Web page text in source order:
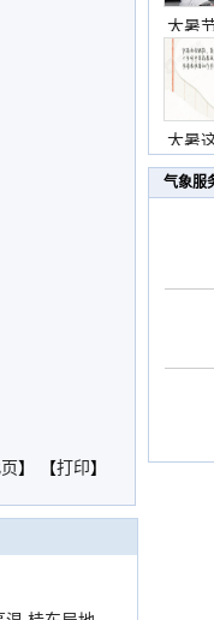
】 【打印】
大暑
大暑
气象服